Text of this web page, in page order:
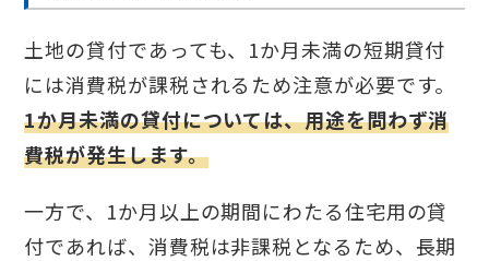
土地の貸付であっても、1か月未満の短期貸付
には消費税が課税されるため注意が必要です。
1か月未満の貸付については、用途を問わず消
費税が発生します。
一方で、1か月以上の期間にわたる住宅用の貸
付であれば、消費税は非課税となるため、長期